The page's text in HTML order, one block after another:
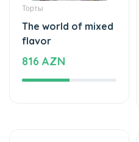
Торты
The world of mixed
flavor
816 AZN